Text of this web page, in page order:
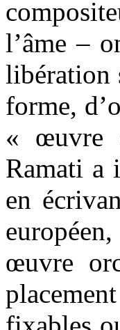
l’âme –
libération
forme,
« œuvre
Ramati a
en
œuvre